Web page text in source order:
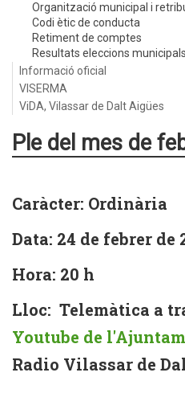
Organització municipal i
Codi ètic de conducta
Retiment de comptes
Resultats eleccions municipals
Informació oficial
VISERMA
ViDA, Vilassar de Dalt Aigües
Ple del mes de
Caràcter: Ordinària
Data: 24 de febrer de
Hora: 20 h
Lloc: Telemàtica a
Youtube de
Radio Vilassar de